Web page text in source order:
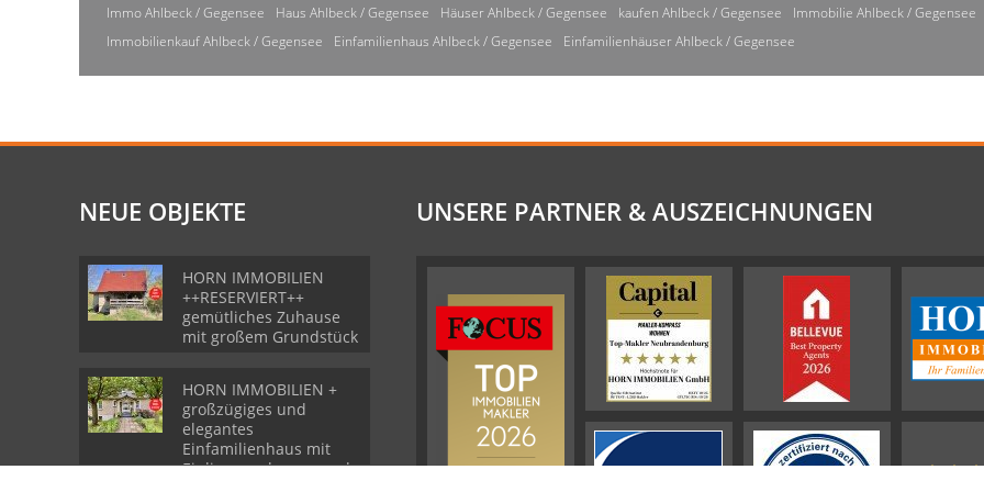
Immo Ahlbeck / Gegensee Haus Ahlbeck / Gegensee Häuser Ahlbeck / Gegensee kaufen Ahlbeck / Gegensee
Immobilie Ahlbeck / Gegensee
Immobilienkauf Ahlbeck / Gegensee
Einfamilienhaus Ahlbeck / Gegensee Einfamilienhäuser Ahlbeck / Gegensee
NEUE OBJEKTE
HORN IMMOBILIEN
++RESERVIERT++
gemütliches Zuhause
mit großem Grundstück
HORN IMMOBILIEN +
großzügiges und
elegantes
Einfamilienhaus mit
Einliegerwohnung und
UNSERE PARTNER & AUSZEICHNUNGEN